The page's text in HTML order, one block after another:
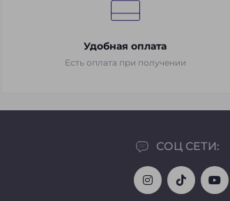
Удобная оплата
Есть оплата при получении
СОЦ СЕТИ: